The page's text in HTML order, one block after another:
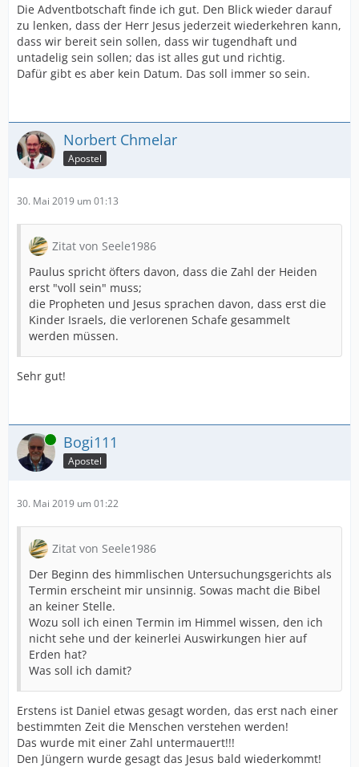
Die Adventbotschaft finde ich gut. Den Blick wieder darauf
zu lenken, dass der Herr Jesus jederzeit wiederkehren kann,
dass wir bereit sein sollen, dass wir tugendhaft und
untadelig sein sollen; das ist alles gut und richtig.
Dafür gibt es aber kein Datum. Das soll immer so sein.
Norbert Chmelar
Apostel
30. Mai 2019 um 01:13
Zitat von Seele1986
Paulus spricht öfters davon, dass die Zahl der Heiden
erst "voll sein" muss;
die Propheten und Jesus sprachen davon, dass erst die
Kinder Israels, die verlorenen Schafe gesammelt
werden müssen.
Sehr gut!
Online Bogi111
Apostel
30. Mai 2019 um 01:22
Zitat von Seele1986
Der Beginn des himmlischen Untersuchungsgerichts als
Termin erscheint mir unsinnig. Sowas macht die Bibel
an keiner Stelle.
Wozu soll ich einen Termin im Himmel wissen, den ich
nicht sehe und der keinerlei Auswirkungen hier auf
Erden hat?
Was soll ich damit?
Erstens ist Daniel etwas gesagt worden, das erst nach einer
bestimmten Zeit die Menschen verstehen werden!
Das wurde mit einer Zahl untermauert!!!
Den Jüngern wurde gesagt das Jesus bald wiederkommt!